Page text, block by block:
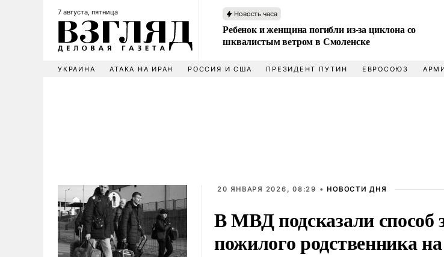
7 августа, пятница Новость часа
Ребенок и женщина погибли из-за циклона со
шквалистым ветром в Смоленске
УКРАИНА АТАКА НА ИРАН РОССИЯ И США ПРЕЗИДЕНТ ПУТИН ЕВРОСОЮЗ
20 ЯНВАРЯ 2026, 08:29 • НОВОСТИ ДНЯ
В МВД подсказали способ
пожилого родственника